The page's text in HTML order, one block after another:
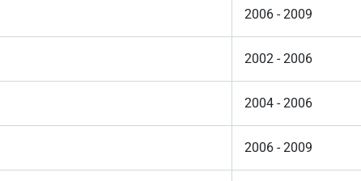
2006 - 2009
2002 - 2006
2004 - 2006
2006 - 2009